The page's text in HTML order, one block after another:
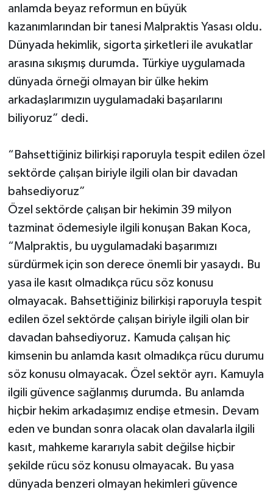
anlamda beyaz reformun en büyük
kazanımlarından bir tanesi Malpraktis Yasası oldu.
Dünyada hekimlik, sigorta şirketleri ile avukatlar
arasına sıkışmış durumda. Türkiye uygulamada
dünyada örneği olmayan bir ülke hekim
arkadaşlarımızın uygulamadaki başarılarını
biliyoruz” dedi.
“Bahsettiğiniz bilirkişi raporuyla tespit edilen özel
sektörde çalışan biriyle ilgili olan bir davadan
bahsediyoruz”
Özel sektörde çalışan bir hekimin 39 milyon
tazminat ödemesiyle ilgili konuşan Bakan Koca,
“Malpraktis, bu uygulamadaki başarımızı
sürdürmek için son derece önemli bir yasaydı. Bu
yasa ile kasıt olmadıkça rücu söz konusu
olmayacak. Bahsettiğiniz bilirkişi raporuyla tespit
edilen özel sektörde çalışan biriyle ilgili olan bir
davadan bahsediyoruz. Kamuda çalışan hiç
kimsenin bu anlamda kasıt olmadıkça rücu durumu
söz konusu olmayacak. Özel sektör ayrı. Kamuyla
ilgili güvence sağlanmış durumda. Bu anlamda
hiçbir hekim arkadaşımız endişe etmesin. Devam
eden ve bundan sonra olacak olan davalarla ilgili
kasıt, mahkeme kararıyla sabit değilse hiçbir
şekilde rücu söz konusu olmayacak. Bu yasa
dünyada benzeri olmayan hekimleri güvence